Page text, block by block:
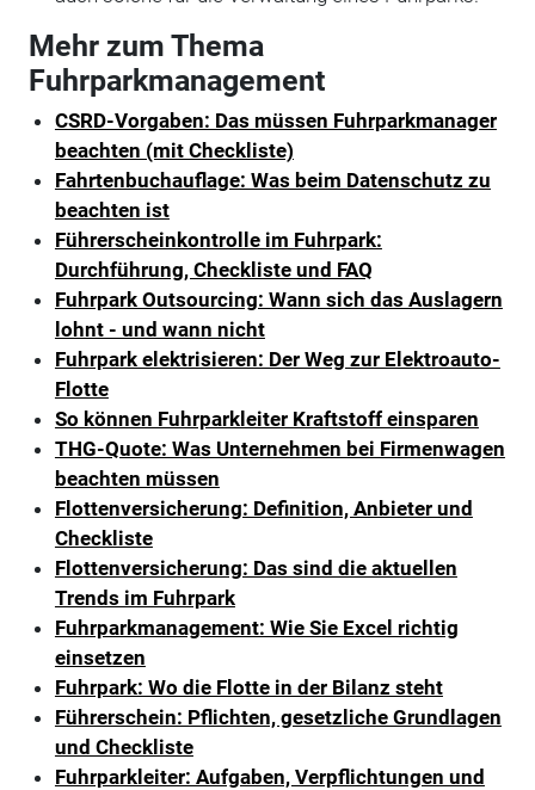
Mehr zum Thema
Fuhrparkmanagement
CSRD-Vorgaben: Das müssen Fuhrparkmanager
beachten (mit Checkliste)
Fahrtenbuchauflage: Was beim Datenschutz zu
beachten ist
Führerscheinkontrolle im Fuhrpark:
Durchführung, Checkliste und FAQ
Fuhrpark Outsourcing: Wann sich das Auslagern
lohnt - und wann nicht
Fuhrpark elektrisieren: Der Weg zur Elektroauto-
Flotte
So können Fuhrparkleiter Kraftstoff einsparen
THG-Quote: Was Unternehmen bei Firmenwagen
beachten müssen
Flottenversicherung: Definition, Anbieter und
Checkliste
Flottenversicherung: Das sind die aktuellen
Trends im Fuhrpark
Fuhrparkmanagement: Wie Sie Excel richtig
einsetzen
Fuhrpark: Wo die Flotte in der Bilanz steht
Führerschein: Pflichten, gesetzliche Grundlagen
und Checkliste
Fuhrparkleiter: Aufgaben, Verpflichtungen und